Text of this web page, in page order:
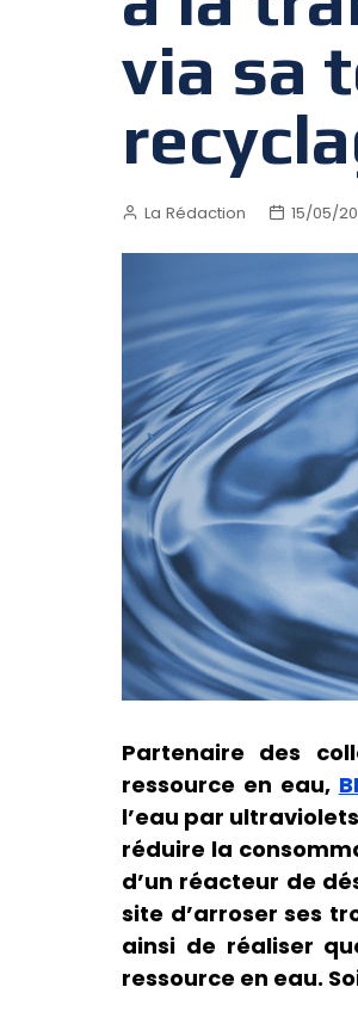
via sa
La Rédaction 15/05/
Partenaire des
ressource en eau,
l’eau par
réduire la
d’un réacteur de
site d’arroser ses
ainsi de réaliser
ressource en eau.